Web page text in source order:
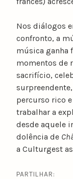
Nos diálogos
confronto, a
música ganha
momentos de
sacrifício,
percurso rico
trabalhar a
desde aquele
dolência de
a Culturgest
PARTILHAR: